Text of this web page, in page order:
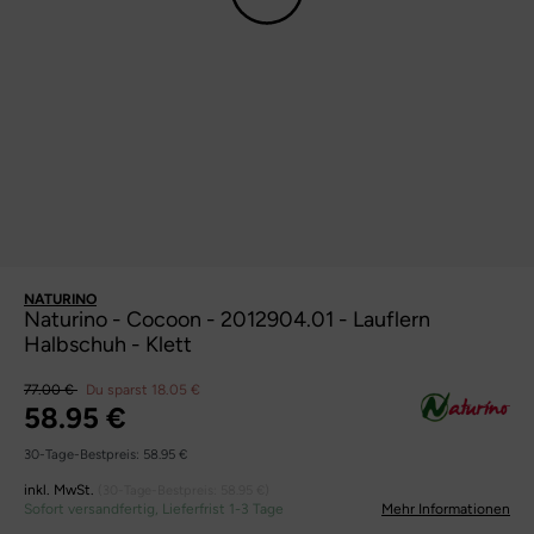
NATURINO
Naturino - Cocoon - 2012904.01 - Lauflern
Halbschuh - Klett
77.00 € Du sparst 18.05 €
58.95 €
30-Tage-Bestpreis: 58.95 €
inkl. MwSt.
Sofort versandfertig, Lieferfrist 1-3 Tage Mehr Informationen